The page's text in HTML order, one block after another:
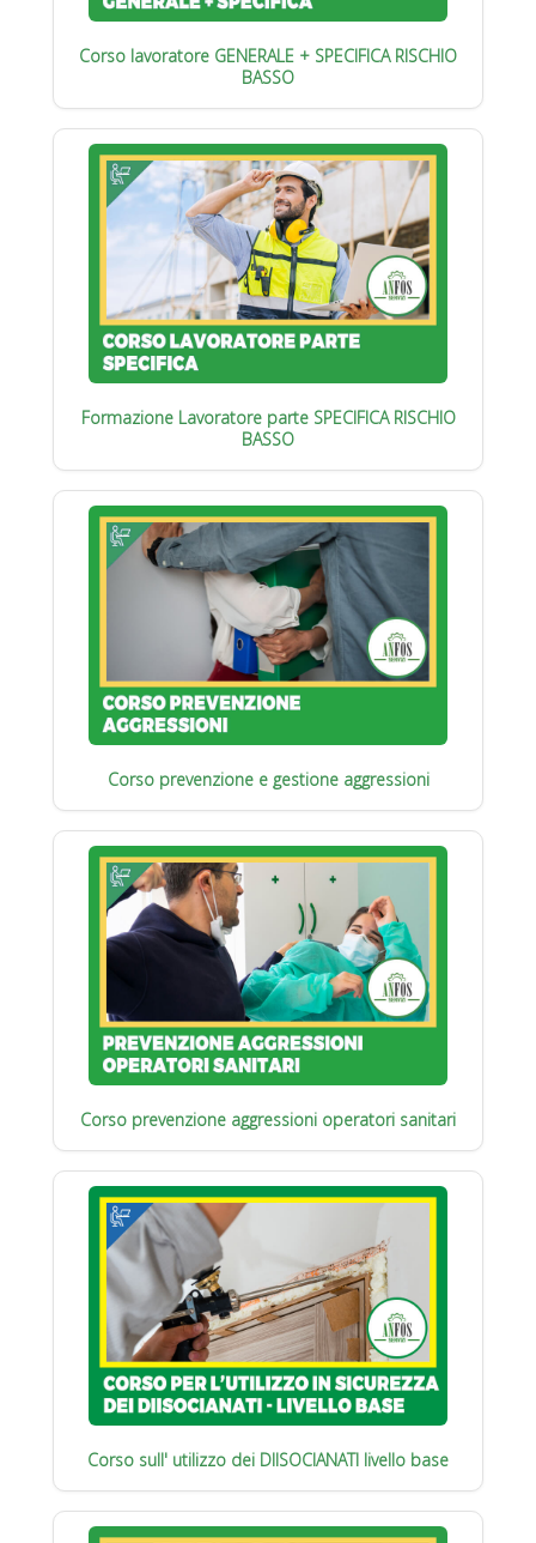
Corso lavoratore GENERALE + SPECIFICA RISCHIO
BASSO
Formazione Lavoratore parte SPECIFICA RISCHIO
BASSO
Corso prevenzione e gestione aggressioni
Corso prevenzione aggressioni operatori sanitari
Corso sull' utilizzo dei DIISOCIANATI livello base